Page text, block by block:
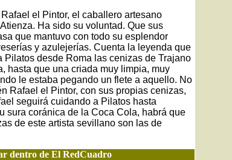
el Pintor, el caballero artesano
Ha sido su voluntad. Que sus
que mantuvo con todo su esplendor
y azulejerías. Cuenta la leyenda que
Pilatos desde Roma las cenizas de Trajano
hasta que una criada muy limpia, muy
le estaba pegando un flete a aquello. No
Rafael el Pintor, con sus propias cenizas,
seguirá cuidando a Pilatos hasta
sura coránica de la Coca Cola, habrá que
de este artista sevillano son las de
dentro de El RedCuadro